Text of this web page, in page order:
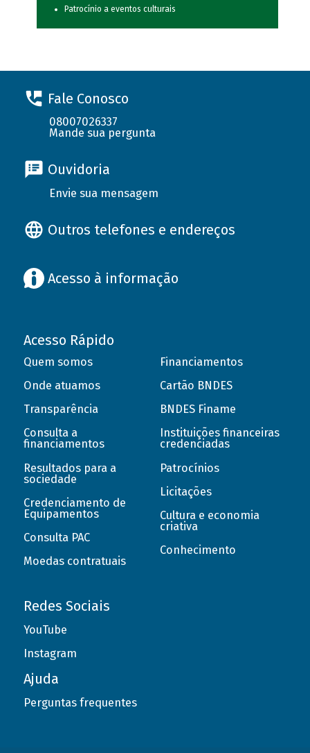
Patrocínio a eventos culturais
Fale Conosco
08007026337
Mande sua pergunta
Ouvidoria
Envie sua mensagem
Outros telefones e endereços
Acesso à informação
Acesso Rápido
Quem somos
Onde atuamos
Transparência
Consulta a
financiamentos
Resultados para a
sociedade
Credenciamento de
Equipamentos
Consulta PAC
Moedas contratuais
Financiamentos
Cartão BNDES
BNDES Finame
Instituições financeiras
credenciadas
Patrocínios
Licitações
Cultura e economia
criativa
Conhecimento
Redes Sociais
YouTube
Instagram
Ajuda
Perguntas frequentes